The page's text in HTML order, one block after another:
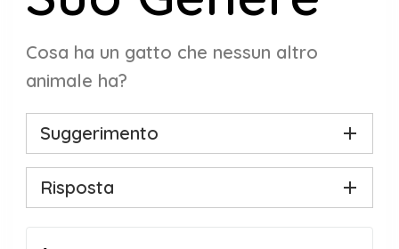
Cosa ha un gatto che nessun altro
animale ha?
Suggerimento
Risposta